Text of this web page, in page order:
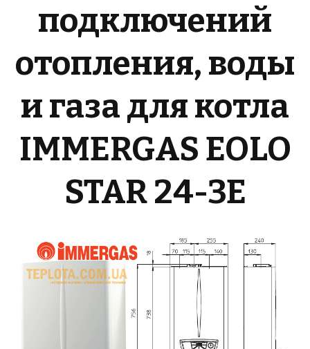
подключений
отопления, воды
и газа для котла
IMMERGAS EOLO
STAR 24-3E